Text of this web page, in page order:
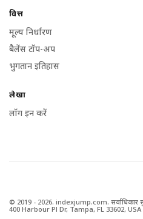
वित्त
मूल्य निर्धारण
बैलेंस टॉप-अप
भुगतान इतिहास
लेखा
लॉग इन करें
© 2019 - 2026. indexjump.com. सर्वाधिकार
400 Harbour Pl Dr, Tampa, FL 33602, USA